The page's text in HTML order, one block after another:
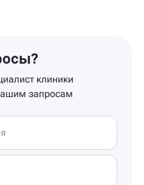
клиники
запросам